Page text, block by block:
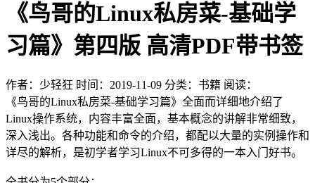
《鸟哥的Linux私房菜-基础学
习篇》第四版 高清PDF带书签
作者：少轻狂 时间：2019-11-09 分类：书籍 阅读：
《鸟哥的Linux私房菜-基础学习篇》全面而详细地介绍了
Linux操作系统，内容丰富全面，基本概念的讲解非常细致，
深入浅出。各种功能和命令的介绍，都配以大量的实例操作和
详尽的解析，是初学者学习Linux不可多得的一本入门好书。